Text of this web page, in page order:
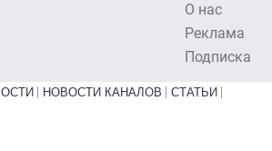
О нас
Реклама
Подписка
НОВОСТИ КАНАЛОВ
СТАТЬИ